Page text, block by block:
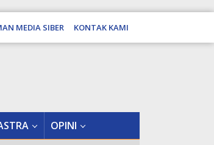
MEDIA SIBER KONTAK KAMI
OPINI